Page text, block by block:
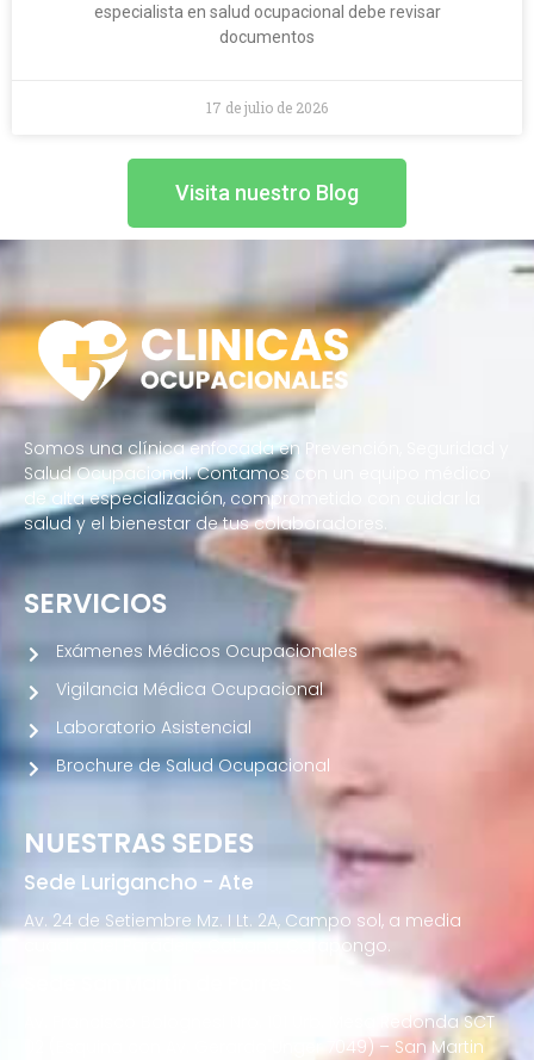
especialista en salud ocupacional debe revisar
documentos
17 de julio de 2026
Visita nuestro Blog
Somos una clínica enfocada en Prevención, Seguridad y
Salud Ocupacional. Contamos con un equipo médico
de alta especialización, comprometido con cuidar la
salud y el bienestar de tus colaboradores.
NUESTRAS SEDES
Sede Lurigancho - Ate
Av. 24 de Setiembre Mz. I Lt. 2A, Campo sol, a media
cuadra del Paradero Cabana, Carapongo.
Av. Francisco Bolognesi Nro. 101 Urb. Mesa Redonda SCT
02 (Esquina con Av. Gerardo Unger 7049) – San Martin
SERVICIOS
Exámenes Médicos Ocupacionales
Vigilancia Médica Ocupacional
Laboratorio Asistencial
Brochure de Salud Ocupacional